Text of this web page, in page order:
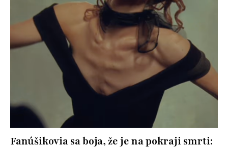
Fanúšikovia sa boja, že je na pokraji smrti: